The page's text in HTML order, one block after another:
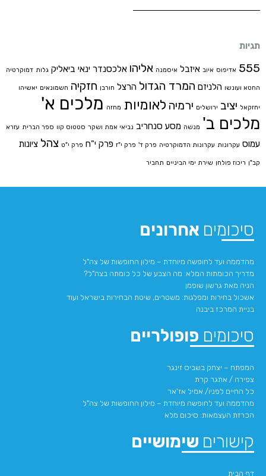
תגיות
555 אדיפוס איוב איזבל איסמנה אליהו אלכסנדר ינאי ביאליק גלות דמוקרטיה
החטא ועונשו הלניזם המרד הגדול הרצל חורבן חזקיה חשמונאים יאשיהו
יחזקאל יציב ירושלים ירמיה לאומיות מחזה מלכים א'
מלכים ב' מנשה מסע סנחריב נביאי אמת ושקר סטטוס קוו ספר הברית עזרא
עמוס עקרונות עקרונות הדמוקרטיה פרק ד' פרק י"ז פרק י"ח פרק י"ט צהל ציונות
קב"ן ריכוז פולחן שירת ימי הביניים תחביר
סיכומים אחרונים
מהדממה ועד לחופשה מיוחדת – מילון החופשות של צה"ל
מדריך הכומתות המלא: מה הצבע של כל כומתה בצה"ל?
הניה מאת גרשון שופמן
אשכול בחירות ומפלגות: משטרים, שיטת הבחירות בישראל ועוד
בניית המרכז ביבנה
סיכומים פופולריים
המפתח – יצחק בשביס זינגר
צפירה / אתגר קרת
כל החיים לפניו/ אמיל אז'אר
מהדממה ועד לחופשה מיוחדת – מילון החופשות של צה"ל
הכרזת העצמאות: סיכום מלא
קישורים שימושיים
דף הבית